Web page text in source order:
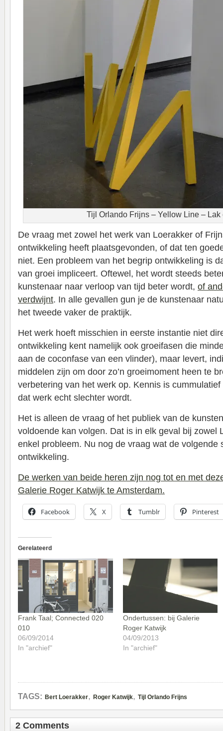
Tijl Orlando Frijns – Yellow Line – Lak
De vraag met zowel het werk van Loerakker of
ontwikkeling heeft plaatsgevonden, of dat ten
niet. Een probleem van het begrip ontwikkeling is
van groei impliceert. Oftewel, het wordt steeds
kunstenaar naar verloop van tijd beter wordt, of
verdwijnt. In alle gevallen gun je de kunstenaar
het tweede vaker de praktijk.
Het werk hoeft misschien in eerste instantie niet
ontwikkeling kent namelijk ook groeifasen die
aan de coconfase van een vlinder), maar levert,
middelen zijn om door zo’n groeimoment heen te
verbetering van het werk op. Kennis is
dat werk echt slechter wordt.
Het is alleen de vraag of het publiek van de
voldoende kan volgen. Dat is in elk geval bij zowel
enkel probleem. Nu nog de vraag wat de volgende
ontwikkeling.
De werken van beide heren zijn nog tot en met
Galerie Roger Katwijk te Amsterdam.
Facebook X Tumblr Pinterest
Gerelateerd
Frank Taal; Connected 020
010
06/09/2014
In "archief"
Ondertussen: bij Galerie
Roger Katwijk
04/09/2013
In "archief"
TAGS: Bert Loerakker, Roger Katwijk, Tijl Orlando Frijns
2 Comments